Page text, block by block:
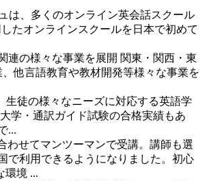
は、多くのオンライン英会話スクール
たオンラインスクールを日本で初めて
連の様々な事業を展開 関東・関西・東
他言語教育や教材開発等様々な事業を
生徒の様々なニーズに対応する英語学
学・通訳ガイド試験の合格実績もあ
...
わせてマンツーマンで受講。講師も選
で利用できるようになりました。初心
環境 ...